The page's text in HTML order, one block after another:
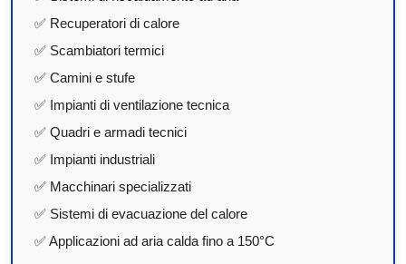
✅ Recuperatori di calore
✅ Scambiatori termici
✅ Camini e stufe
✅ Impianti di ventilazione tecnica
✅ Quadri e armadi tecnici
✅ Impianti industriali
✅ Macchinari specializzati
✅ Sistemi di evacuazione del calore
✅ Applicazioni ad aria calda fino a 150°C